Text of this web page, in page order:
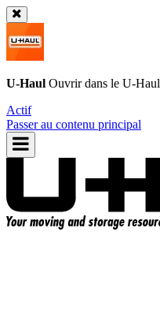
U-Haul Ouvrir dans le U-Haul
Actif
Passer au contenu principal